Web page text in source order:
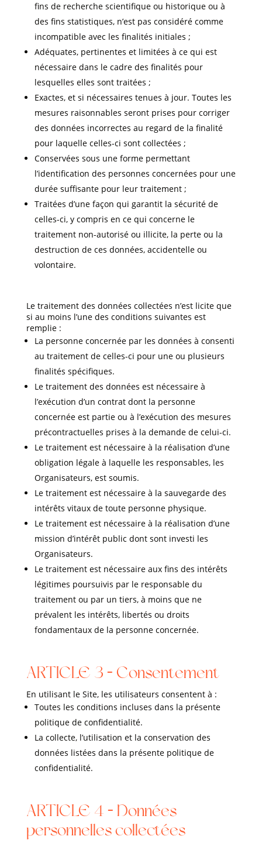
fins de recherche scientifique ou historique ou à
des fins statistiques, n’est pas considéré comme
incompatible avec les finalités initiales ;
Adéquates, pertinentes et limitées à ce qui est
nécessaire dans le cadre des finalités pour
lesquelles elles sont traitées ;
Exactes, et si nécessaires tenues à jour. Toutes les
mesures raisonnables seront prises pour corriger
des données incorrectes au regard de la finalité
pour laquelle celles-ci sont collectées ;
Conservées sous une forme permettant
l’identification des personnes concernées pour une
durée suffisante pour leur traitement ;
Traitées d’une façon qui garantit la sécurité de
celles-ci, y compris en ce qui concerne le
traitement non-autorisé ou illicite, la perte ou la
destruction de ces données, accidentelle ou
volontaire.
Le traitement des données collectées n’est licite que
si au moins l’une des conditions suivantes est
remplie :
La personne concernée par les données à consenti
au traitement de celles-ci pour une ou plusieurs
finalités spécifiques.
Le traitement des données est nécessaire à
l’exécution d’un contrat dont la personne
concernée est partie ou à l’exécution des mesures
précontractuelles prises à la demande de celui-ci.
Le traitement est nécessaire à la réalisation d’une
obligation légale à laquelle les responsables, les
Organisateurs, est soumis.
Le traitement est nécessaire à la sauvegarde des
intérêts vitaux de toute personne physique.
Le traitement est nécessaire à la réalisation d’une
mission d’intérêt public dont sont investi les
Organisateurs.
Le traitement est nécessaire aux fins des intérêts
légitimes poursuivis par le responsable du
traitement ou par un tiers, à moins que ne
prévalent les intérêts, libertés ou droits
fondamentaux de la personne concernée.
ARTICLE 3 – Consentement
En utilisant le Site, les utilisateurs consentent à :
Toutes les conditions incluses dans la présente
politique de confidentialité.
La collecte, l’utilisation et la conservation des
données listées dans la présente politique de
confidentialité.
ARTICLE 4 – Données
personnelles collectées